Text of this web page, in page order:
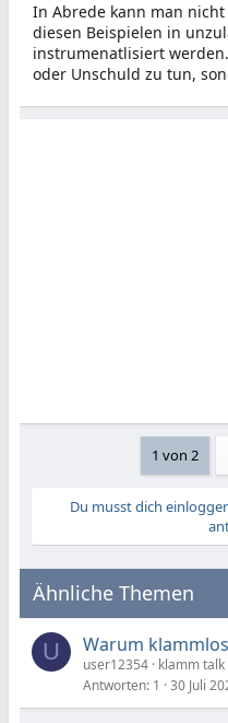
In Abrede kann man
diesen Beispielen in
instrumenatlisiert
oder Unschuld zu tun,
1 von 2
Du musst dich
Ähnliche Themen
U Warum
user12354 klamm talk
Antworten 1 30 Juli